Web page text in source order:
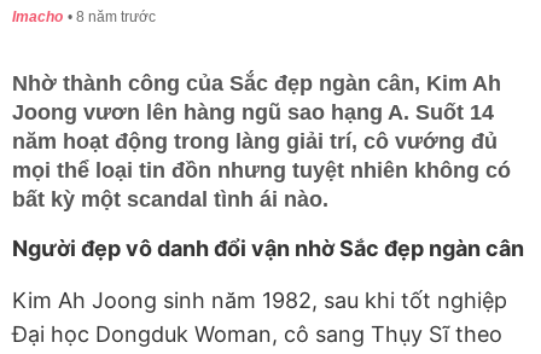
Imacho 8 năm trước
Nhờ thành công của Sắc đẹp ngàn cân, Kim Ah
Joong vươn lên hàng ngũ sao hạng A. Suốt 14
năm hoạt động trong làng giải trí, cô vướng đủ
mọi thể loại tin đồn nhưng tuyệt nhiên không có
bất kỳ một scandal tình ái nào.
Người đẹp vô danh đổi vận nhờ Sắc đẹp ngàn cân
Kim Ah Joong sinh năm 1982, sau khi tốt nghiệp
Đại học Dongduk Woman, cô sang Thụy Sĩ theo